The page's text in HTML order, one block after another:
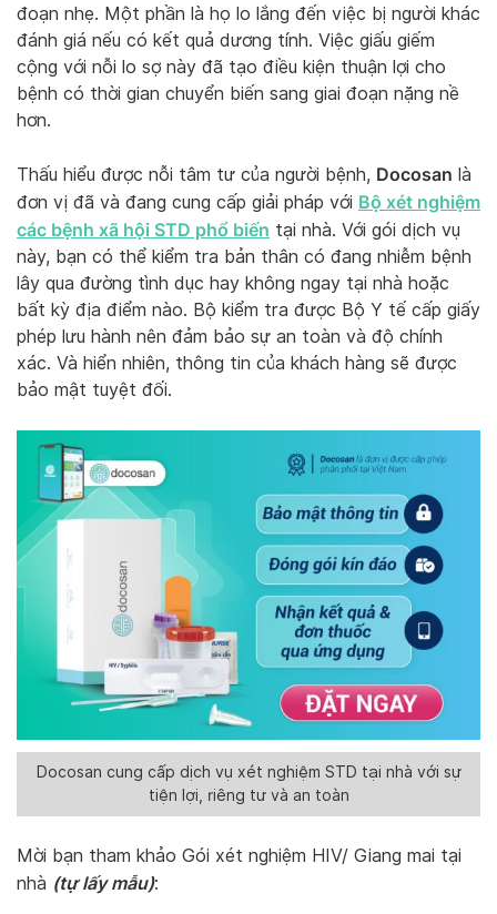
đoạn nhẹ. Một phần là họ lo lắng đến việc bị người khác
đánh giá nếu có kết quả dương tính. Việc giấu giếm
cộng với nỗi lo sợ này đã tạo điều kiện thuận lợi cho
bệnh có thời gian chuyển biến sang giai đoạn nặng nề
hơn.
Thấu hiểu được nỗi tâm tư của người bệnh, Docosan là
đơn vị đã và đang cung cấp giải pháp với Bộ xét nghiệm
các bệnh xã hội STD phổ biến tại nhà. Với gói dịch vụ
này, bạn có thể kiểm tra bản thân có đang nhiễm bệnh
lây qua đường tình dục hay không ngay tại nhà hoặc
bất kỳ địa điểm nào. Bộ kiểm tra được Bộ Y tế cấp giấy
phép lưu hành nên đảm bảo sự an toàn và độ chính
xác. Và hiển nhiên, thông tin của khách hàng sẽ được
bảo mật tuyệt đối.
Docosan cung cấp dịch vụ xét nghiệm STD tại nhà với sự
tiện lợi, riêng tư và an toàn
Mời bạn tham khảo Gói xét nghiệm HIV/ Giang mai tại
nhà (tự lấy mẫu):